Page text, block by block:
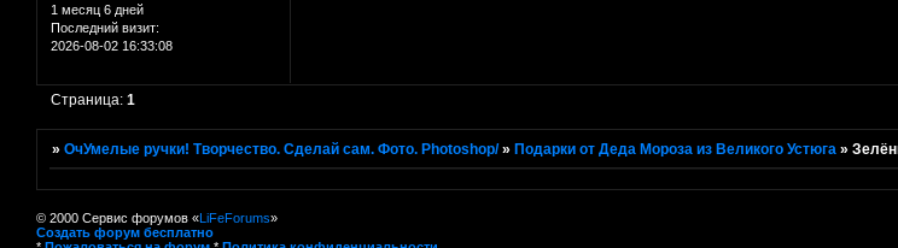
1 месяц 6 дней
Последний визит:
2026-08-02 16:33:08
Страница:1
»ОчУмелые ручки! Творчество. Сделай сам. Фото. Photoshop/ » Подарки от Деда Мороза из Великого Устюга »
© 2000 Сервис форумов «LiFeForums»
Создать форум бесплатно